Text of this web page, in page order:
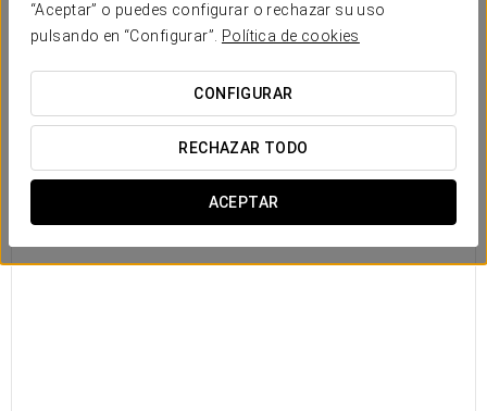
“Aceptar” o puedes configurar o rechazar su uso
pulsando en “Configurar”.
Política de cookies
CONFIGURAR
RECHAZAR TODO
ACEPTAR